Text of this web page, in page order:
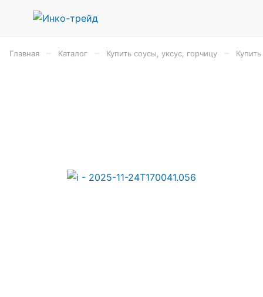
Главная Каталог Купить соусы, уксус, горчицу